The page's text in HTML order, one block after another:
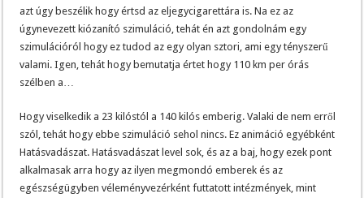
azt úgy beszélik hogy értsd az eljegycigarettára is. Na ez az
úgynevezett kiózanító szimuláció, tehát én azt gondolnám egy
szimulációról hogy ez tudod az egy olyan sztori, ami egy tényszerű
valami. Igen, tehát hogy bemutatja értet hogy 110 km per órás
szélben a…
Hogy viselkedik a 23 kilóstól a 140 kilós emberig. Valaki de nem erről
szól, tehát hogy ebbe szimuláció sehol nincs. Ez animáció egyébként
Hatásvadászat. Hatásvadászat level sok, és az a baj, hogy ezek pont
alkalmasak arra hogy az ilyen megmondó emberek és az
egészségügyben véleményvezérként futtatott intézmények, mint